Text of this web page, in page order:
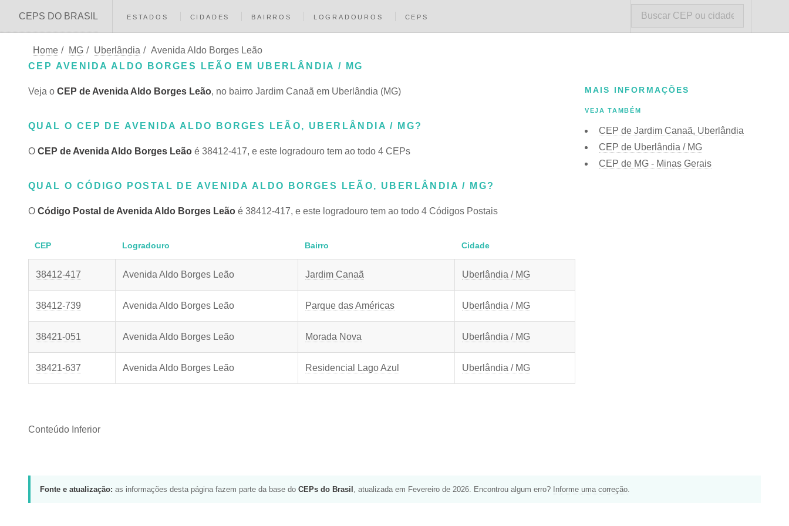
CEPS DO BRASIL ESTADOS CIDADES BAIRROS LOGRADOUROS CEPS
Home / MG / Uberlândia / Avenida Aldo Borges Leão
CEP AVENIDA ALDO BORGES LEÃO EM UBERLÂNDIA / MG
Veja o CEP de Avenida Aldo Borges Leão, no bairro Jardim Canaã em Uberlândia (MG)
QUAL O CEP DE AVENIDA ALDO BORGES LEÃO, UBERLÂNDIA / MG?
O CEP de Avenida Aldo Borges Leão é 38412-417, e este logradouro tem ao todo 4 CEPs
QUAL O CÓDIGO POSTAL DE AVENIDA ALDO BORGES LEÃO, UBERLÂNDIA / MG?
O Código Postal de Avenida Aldo Borges Leão é 38412-417, e este logradouro tem ao todo 4 Códigos Postais
CEP Logradouro Bairro Cidade
38412-417 Avenida Aldo Borges Leão Jardim Canaã Uberlândia / MG
38412-739 Avenida Aldo Borges Leão Parque das Américas Uberlândia / MG
38421-051 Avenida Aldo Borges Leão Morada Nova Uberlândia / MG
38421-637 Avenida Aldo Borges Leão Residencial Lago Azul Uberlândia / MG
Conteúdo Inferior
MAIS INFORMAÇÕES
VEJA TAMBÉM
CEP de Jardim Canaã, Uberlândia
CEP de Uberlândia / MG
CEP de MG - Minas Gerais
Fonte e atualização: as informações desta página fazem parte da base do CEPs do Brasil , atualizada em Fevereiro de 2026. Encontrou algum erro? Informe uma correção